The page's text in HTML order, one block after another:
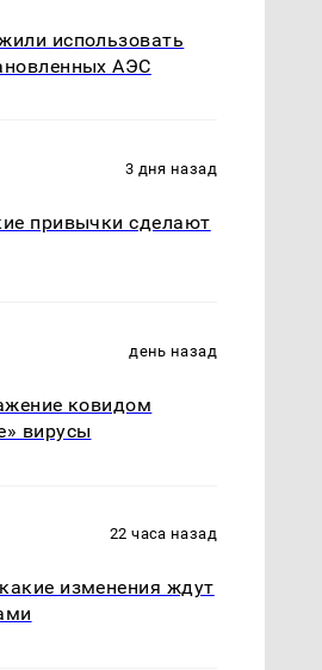
использовать
АЭС
3 дня назад
привычки сделают
день назад
ковидом
вирусы
22 часа назад
изменения ждут